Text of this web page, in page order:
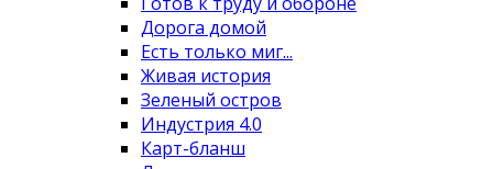
Дорога домой
Есть только миг...
Живая история
Зеленый остров
Индустрия 4.0
Карт-бланш